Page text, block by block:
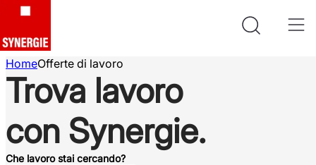
HomeOfferte di lavoro
Trova lavoro
con Synergie.
Che lavoro stai cercando?